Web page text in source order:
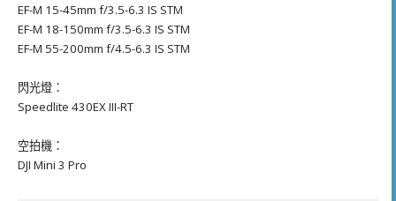
EF-M 15-45mm f/3.5-6.3 IS STM
EF-M 18-150mm f/3.5-6.3 IS STM
EF-M 55-200mm f/4.5-6.3 IS STM
閃光燈：
Speedlite 430EX III-RT
空拍機：
DJI Mini 3 Pro